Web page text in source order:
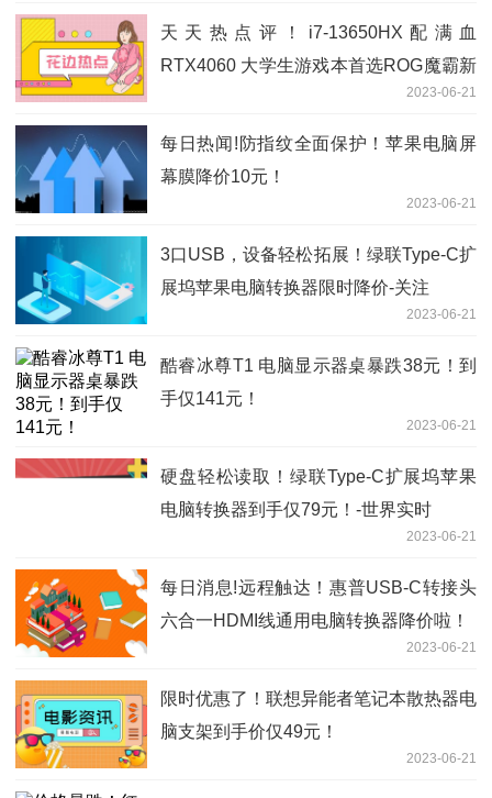
天天热点评！i7-13650HX配满血
RTX4060 大学生游戏本首选ROG魔霸新
2023-06-21
每日热闻!防指纹全面保护！苹果电脑屏
幕膜降价10元！
2023-06-21
3口USB，设备轻松拓展！绿联Type-C扩
展坞苹果电脑转换器限时降价-关注
2023-06-21
酷睿冰尊T1 电脑显示器桌暴跌38元！到
手仅141元！
2023-06-21
硬盘轻松读取！绿联Type-C扩展坞苹果
电脑转换器到手仅79元！-世界实时
2023-06-21
每日消息!远程触达！惠普USB-C转接头
六合一HDMI线通用电脑转换器降价啦！
2023-06-21
限时优惠了！联想异能者笔记本散热器电
脑支架到手价仅49元！
2023-06-21